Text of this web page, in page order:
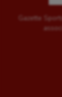
Gazette